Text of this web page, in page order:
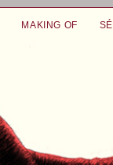
MAKING OF